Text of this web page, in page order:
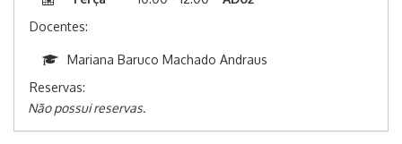
Docentes:
Mariana Baruco Machado Andraus
Reservas:
Não possui reservas.